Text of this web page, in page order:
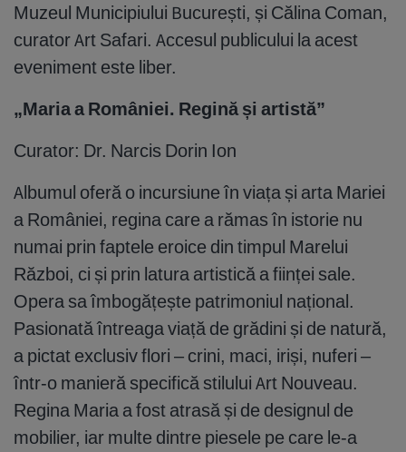
Muzeul Municipiului București, și Călina Coman,
curator Art Safari. Accesul publicului la acest
eveniment este liber.
„Maria a României. Regină și artistă”
Curator: Dr. Narcis Dorin Ion
Albumul oferă o incursiune în viața și arta Mariei
a României, regina care a rămas în istorie nu
numai prin faptele eroice din timpul Marelui
Război, ci și prin latura artistică a ființei sale.
Opera sa îmbogățește patrimoniul național.
Pasionată întreaga viață de grădini și de natură,
a pictat exclusiv flori – crini, maci, iriși, nuferi –
într-o manieră specifică stilului Art Nouveau.
Regina Maria a fost atrasă și de designul de
mobilier, iar multe dintre piesele pe care le-a